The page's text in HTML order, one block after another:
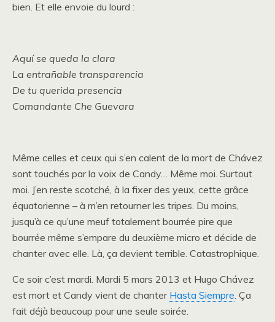
bien. Et elle envoie du lourd :
Aquí se queda la clara
La entrañable transparencia
De tu querida presencia
Comandante Che Guevara
Même celles et ceux qui s’en calent de la mort de Chávez
sont touchés par la voix de Candy… Même moi. Surtout
moi. J’en reste scotché, à la fixer des yeux, cette grâce
équatorienne – à m’en retourner les tripes. Du moins,
jusqu’à ce qu’une meuf totalement bourrée pire que
bourrée même s’empare du deuxième micro et décide de
chanter avec elle. Là, ça devient terrible. Catastrophique.
Ce soir c’est mardi. Mardi 5 mars 2013 et Hugo Chávez
est mort et Candy vient de chanter Hasta Siempre. Ça
fait déjà beaucoup pour une seule soirée.